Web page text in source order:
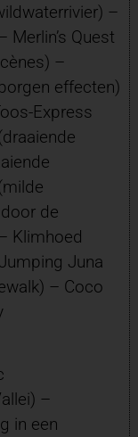
–
Quest
–
effecten)
Express
de
Klimhoed
Juna
– Coco
–
in een